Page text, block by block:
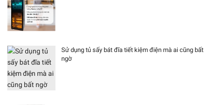
Sử dụng tủ sấy bát đĩa tiết kiệm điện mà ai cũng bất
ngờ